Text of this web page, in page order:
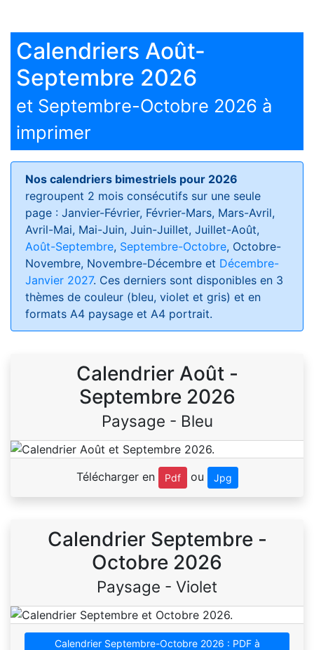
Calendriers Août-
Septembre 2026
et Septembre-Octobre 2026 à
imprimer
Nos calendriers bimestriels pour 2026
regroupent 2 mois consécutifs sur une seule
page : Janvier-Février, Février-Mars, Mars-Avril,
Avril-Mai, Mai-Juin, Juin-Juillet, Juillet-Août,
Août-Septembre, Septembre-Octobre, Octobre-
Novembre, Novembre-Décembre et Décembre-
Janvier 2027. Ces derniers sont disponibles en 3
thèmes de couleur (bleu, violet et gris) et en
formats A4 paysage et A4 portrait.
Calendrier Août -
Septembre 2026
Paysage - Bleu
Télécharger en Pdf ou Jpg
Calendrier Septembre -
Octobre 2026
Paysage - Violet
Calendrier Septembre-Octobre 2026 : PDF à